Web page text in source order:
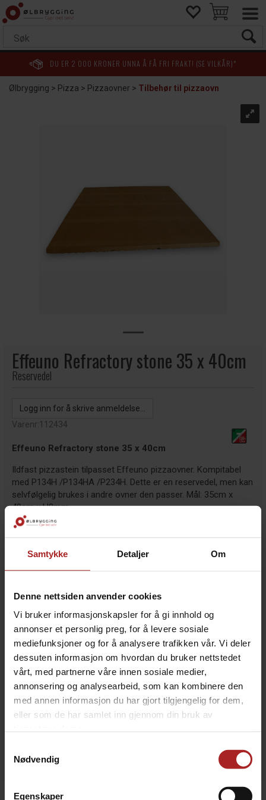
Samtykke Detaljer Om
Denne nettsiden anvender cookies
Vi bruker informasjonskapsler for å gi innhold og
annonser et personlig preg, for å levere sosiale
mediefunksjoner og for å analysere trafikken vår. Vi deler
dessuten informasjon om hvordan du bruker nettstedet
vårt, med partnerne våre innen sosiale medier,
annonsering og analysearbeid, som kan kombinere den
med annen informasjon du har gjort tilgjengelig for dem,
eller som de har samlet inn gjennom din bruk av
Nødvendig
Egenskaper
DU ER 2 000 KRONER UNNA Å FÅ FRI FRAKT! (SE VILKÅR)*
Ølbrygging>Pizza>Pizzaovner>Tilbehør til pizzaovn
Effeuno Refractory stone 35 x 40cm
Reservedel
Logg inn for å skrive anmeldelse...
Varenr:112434
Effeuno Refractory stone 35 x 40cm
Ildfast pizzastein tilpasset Effeuno pizzaovner. Kompitabel
med P134H /P134HA /P234H. Dette er en reservedel, men kan
selvfølgelig brukes i andre ovner den passer. Mål: 35cm x
40cm x H8mm.
999,-
- +
KJØP
Legg i ønskeliste
10 på lager